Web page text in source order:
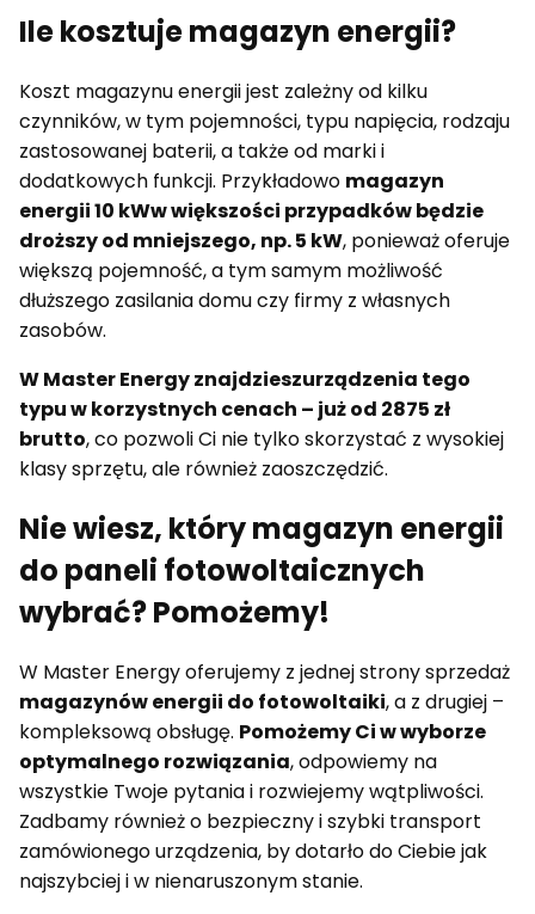
Ile kosztuje magazyn energii?
Koszt magazynu energii jest zależny od kilku
czynników, w tym pojemności, typu napięcia, rodzaju
zastosowanej baterii, a także od marki i
dodatkowych funkcji. Przykładowo magazyn
energii 10 kWw większości przypadków będzie
droższy od mniejszego, np. 5 kW, ponieważ oferuje
większą pojemność, a tym samym możliwość
dłuższego zasilania domu czy firmy z własnych
zasobów.
W Master Energy znajdzieszurządzenia tego
typu w korzystnych cenach – już od 2875 zł
brutto, co pozwoli Ci nie tylko skorzystać z wysokiej
klasy sprzętu, ale również zaoszczędzić.
Nie wiesz, który magazyn energii
do paneli fotowoltaicznych
wybrać? Pomożemy!
W Master Energy oferujemy z jednej strony sprzedaż
magazynów energii do fotowoltaiki, a z drugiej –
kompleksową obsługę. Pomożemy Ci w wyborze
optymalnego rozwiązania, odpowiemy na
wszystkie Twoje pytania i rozwiejemy wątpliwości.
Zadbamy również o bezpieczny i szybki transport
zamówionego urządzenia, by dotarło do Ciebie jak
najszybciej i w nienaruszonym stanie.